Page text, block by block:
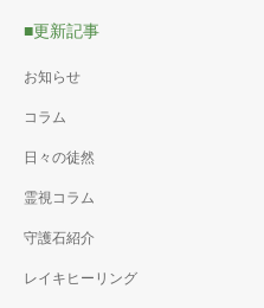
■更新記事
お知らせ
コラム
日々の徒然
霊視コラム
守護石紹介
レイキヒーリング